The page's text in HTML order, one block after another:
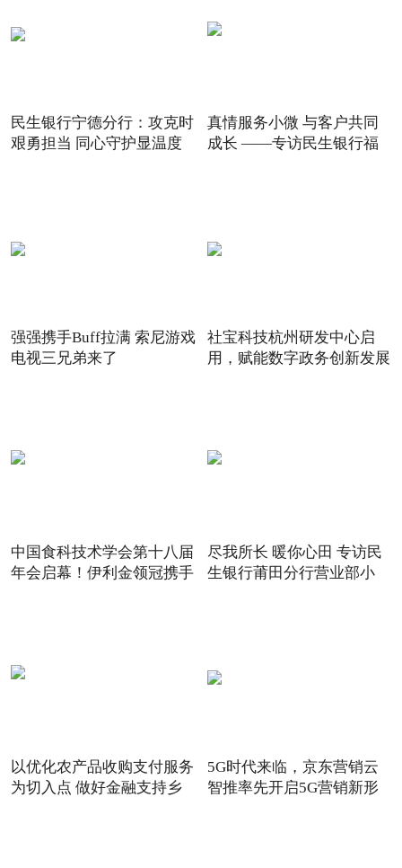
民生银行宁德分行：攻克时
艰勇担当 同心守护显温度
真情服务小微 与客户共同
成长 ——专访民生银行福
强强携手Buff拉满 索尼游戏
电视三兄弟来了
社宝科技杭州研发中心启
用，赋能数字政务创新发展
中国食科技术学会第十八届
年会启幕！伊利金领冠携手
尽我所长 暖你心田 专访民
生银行莆田分行营业部小
以优化农产品收购支付服务
为切入点 做好金融支持乡
5G时代来临，京东营销云
智推率先开启5G营销新形